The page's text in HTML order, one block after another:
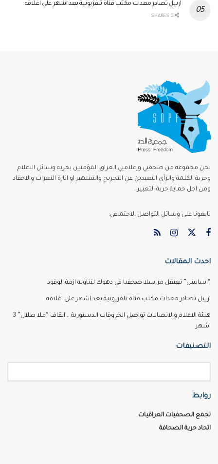
اربيل تصادر معدات مكتب قناة تلفزيونية بعد اشهر على اغلاقه
نحن مجموعة من صحفيي وإعلاميي العراق المؤمنين بحرية وسائل الاعلام
وحرية الكلمة والرأي البعيدين عن التجريح والتشهير او اثارة النعرات والاحقاد
ومن اجل حماية حرية التعبير .
تابعونا على وسائل التواصل الاجتماعي:
احدث المقالات
“اسايش” تعتقل مراسلا صحفيا في دهوك لتناوله ازمة الوقود
اربيل تصادر معدات مكتب قناة تلفزيونية بعد اشهر على اغلاقه
هيئة الاعلام والاتصالات تواصل الخروقات الدستورية .. ايقاف “ملا طلال” 3
اشهر
التصنيفات
روابط
تجمع الصحفيات العراقيات
اتحاد حرية الصحافة